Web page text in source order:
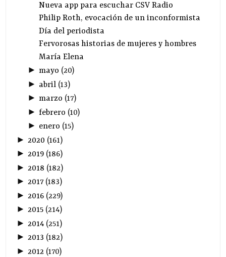
Nueva app para escuchar CSV Radio
Philip Roth, evocación de un inconformista
Día del periodista
Fervorosas historias de mujeres y hombres
María Elena
► mayo (20)
► abril(13)
► marzo (17)
► febrero (10)
► enero (15)
► 2020 (161)
►2019 (186)
► 2018 (182)
►2017(183)
► 2016 (229)
►2015 (214)
► 2014 (251)
►2013 (182)
► 2012 (170)